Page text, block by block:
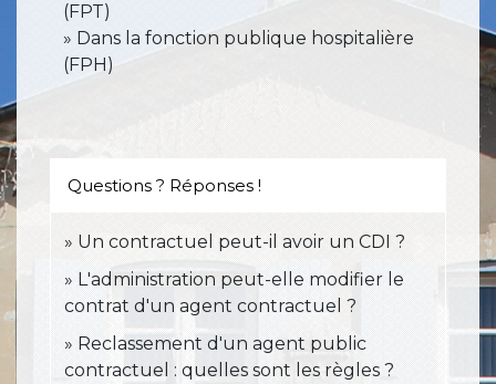
(FPT)
Dans la fonction publique hospitalière
(FPH)
Questions ? Réponses !
Un contractuel peut-il avoir un CDI ?
L'administration peut-elle modifier le
contrat d'un agent contractuel ?
Reclassement d'un agent public
contractuel : quelles sont les règles ?